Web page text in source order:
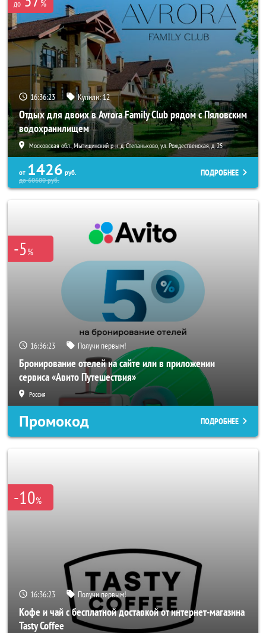
до %
16:36:20 Купили:12
Отдых для двоих в Avrora Family Club рядом с Пяловским
водохранилищем
Московская обл., Мытищинский р-н, д. Степаньково, ул. Рождественская, д. 25
от 1426 руб.
до60600руб.
ПОДРОБНЕЕ
-5%
16:36:20 Получи первым!
Бронирование отелей на сайте или в приложении
сервиса «Авито Путешествия»
Россия
Промокод ПОДРОБНЕЕ
-10%
16:36:20 Получи первым!
Кофе и чай с бесплатной доставкой от интернет-магазина
Tasty Coffee